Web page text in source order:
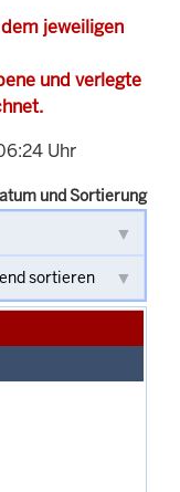
jeweiligen
und verlegte
Uhr
und Sortierung